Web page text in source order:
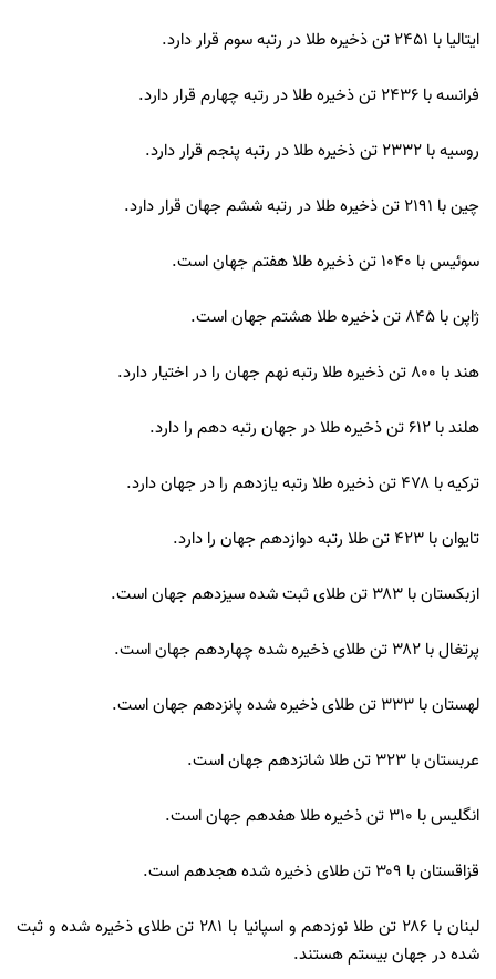
ایتالیا با ۲۴۵۱ تن ذخیره طلا در رتبه سوم قرار دارد.
فرانسه با ۲۴۳۶ تن ذخیره طلا در رتبه چهارم قرار دارد.
روسیه با ۲۳۳۲ تن ذخیره طلا در رتبه پنجم قرار دارد.
چین با ۲۱۹۱ تن ذخیره طلا در رتبه ششم جهان قرار دارد.
سوئیس با ۱۰۴۰ تن ذخیره طلا هفتم جهان است.
ژاپن با ۸۴۵ تن ذخیره طلا هشتم جهان است.
هند با ۸۰۰ تن ذخیره طلا رتبه نهم جهان را در اختیار دارد.
هلند با ۶۱۲ تن ذخیره طلا در جهان رتبه دهم را دارد.
ترکیه با ۴۷۸ تن ذخیره طلا رتبه یازدهم را در جهان دارد.
تایوان با ۴۲۳ تن طلا رتبه دوازدهم جهان را دارد.
ازبکستان با ۳۸۳ تن طلای ثبت شده سیزدهم جهان است.
پرتغال با ۳۸۲ تن طلای ذخیره شده چهاردهم جهان است.
لهستان با ۳۳۳ تن طلای ذخیره شده پانزدهم جهان است.
عربستان با ۳۲۳ تن طلا شانزدهم جهان است.
انگلیس با ۳۱۰ تن ذخیره طلا هفدهم جهان است.
قزاقستان با ۳۰۹ تن طلای ذخیره شده هجدهم است.
لبنان با ۲۸۶ تن طلا نوزدهم و اسپانیا با ۲۸۱ تن طلای ذخیره شده و ثبت
شده در جهان بیستم هستند.